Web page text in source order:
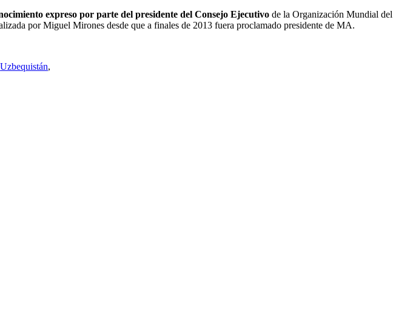
expreso por parte del presidente del Consejo Ejecutivo de la Organización Mundial del
por Miguel Mirones desde que a finales de 2013 fuera proclamado presidente de MA.
Uzbequistán,